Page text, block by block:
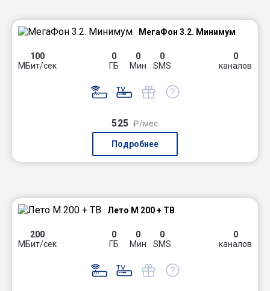
МегаФон 3.2. Минимум
100
МБит/сек
0
ГБ
0
Мин
0
SMS
0
каналов
525 ₽/мес
Подробнее
Лето М 200 + ТВ
200
МБит/сек
0
ГБ
0
Мин
0
SMS
0
каналов